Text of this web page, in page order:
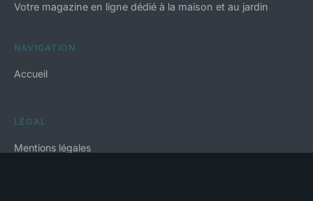
Votre magazine en ligne dédié à la maison et au jardin
NAVIGATION
Accueil
LÉGAL
Mentions légales